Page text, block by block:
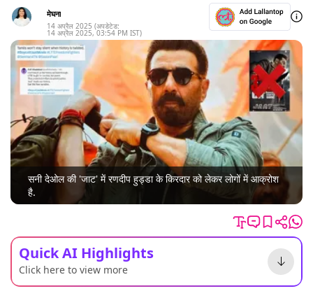
मेघना
14 अप्रैल 2025 (अपडेटेड:
14 अप्रैल 2025, 03:54 PM IST)
सनी देओल की 'जाट' में रणदीप हुड्डा के किरदार को लेकर लोगों में आक्रोश
है.
Quick AI Highlights
Click here to view more